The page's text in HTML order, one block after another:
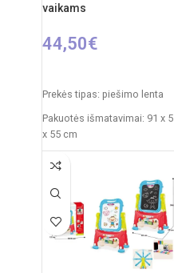
vaikams
44,50€
Prekės tipas: piešimo lenta
Pakuotės išmatavimai: 91 x 5
x 55 cm
53 x 45 cm